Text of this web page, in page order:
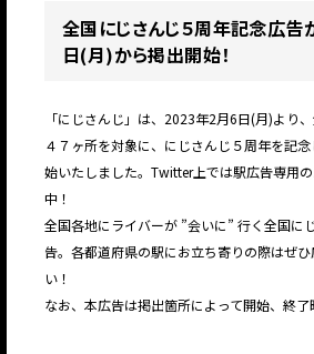
全国にじさんじ５周年記念広
日(月)から掲出開始！
「にじさんじ」は、2023年2月6日(月)より
４７ヶ所を対象に、にじさんじ５周年を記
始いたしました。Twitter上では駅広告専用
中！
全国各地にライバーが ”会いに” 行く全国に
告。各都道府県の駅にお立ち寄りの際はぜ
い！
なお、本広告は掲出箇所によって開始、終了